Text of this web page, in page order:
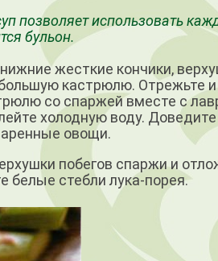
позволяет использовать
бульон.
жесткие кончики,
кастрюлю. Отрежьте
со спаржей вместе с
холодную воду.
овощи.
побегов спаржи и
белые стебли лука-порея.